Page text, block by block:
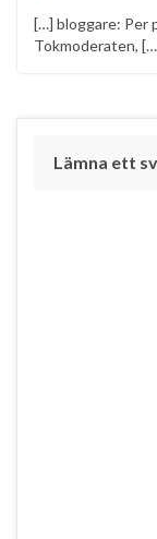
[…] bloggare: Per
Tokmoderaten,
Lämna ett